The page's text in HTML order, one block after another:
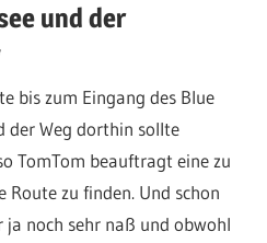
und der
bis zum Eingang des Blue
der Weg dorthin sollte
TomTom beauftragt eine zu
zu finden. Und schon
ja noch sehr naß und obwohl